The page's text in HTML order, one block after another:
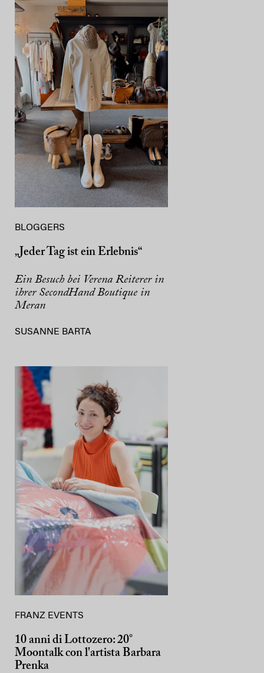
BLOGGERS
„Jeder Tag ist ein Erlebnis“
Ein Besuch bei Verena Reiterer in
ihrer SecondHand Boutique in
Meran
SUSANNE BARTA
FRANZ EVENTS
10 anni di Lottozero: 20°
Moontalk con l'artista Barbara
Prenka